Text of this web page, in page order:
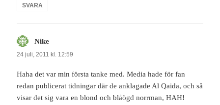
SVARA
Nike
24 juli, 2011 kl. 12:59
Haha det var min första tanke med. Media hade för fan
redan publicerat tidningar där de anklagade Al Qaida, och så
visar det sig vara en blond och blåögd norrman, HAH!